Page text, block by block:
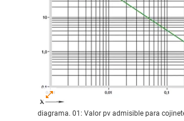
diagrama. 01: Valor pv admisible para